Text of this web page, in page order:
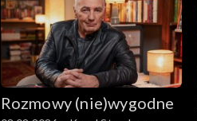
Rozmowy (nie)wygodne